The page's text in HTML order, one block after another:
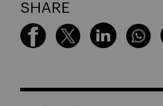
SHARE